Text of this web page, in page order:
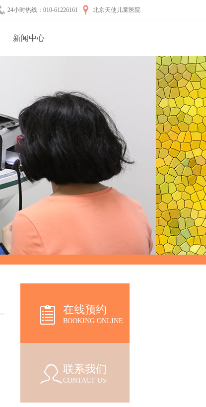
北京天使儿童医院
24小时热线：010-61226161
新闻中心
在线预约
BOOKING ONLINE
联系我们
CONTACT US